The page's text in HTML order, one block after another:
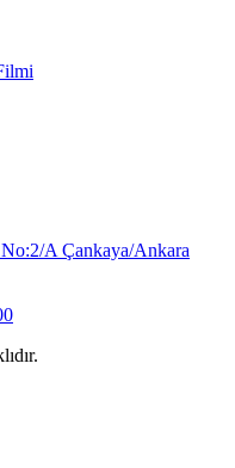
A Çankaya/Ankara